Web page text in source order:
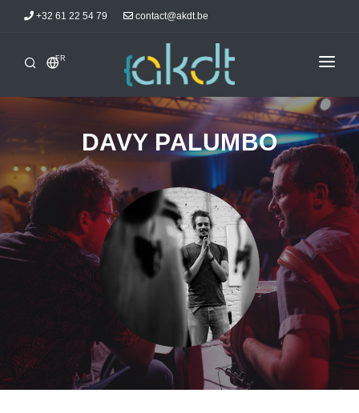
+32 61 22 54 79 contact@akdt.be
FR
ACCUEIL
INFORMATIONS
ACTUALITÉS
HÉBERGEMENTS
AKDTICIENS
DAVY PALUMBO